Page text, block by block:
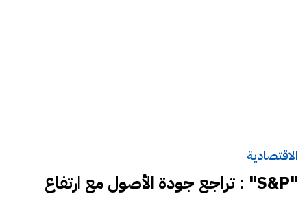
الاقتصادية
"S&P" : تراجع جودة الأصول مع ارتفاع